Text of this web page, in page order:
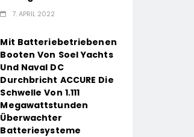
7. APRIL 2022
Mit Batteriebetriebenen
Booten Von Soel Yachts
Und Naval DC
Durchbricht ACCURE Die
Schwelle Von 1.111
Megawattstunden
Überwachter
Batteriesysteme